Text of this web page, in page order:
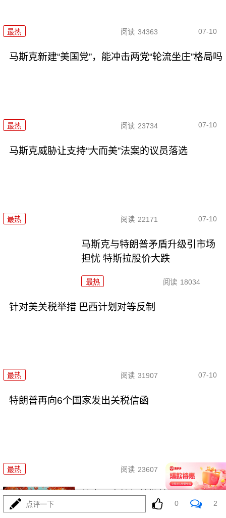
最热 阅读 34363 07-10
马斯克新建“美国党”，能冲击两党“轮流坐庄”格局吗
最热 阅读 23734 07-10
马斯克威胁让支持“大而美”法案的议员落选
最热 阅读 22171 07-10
马斯克与特朗普矛盾升级引市场
担忧 特斯拉股价大跌
最热 阅读 18034
针对美关税举措 巴西计划对等反制
最热 阅读 31907 07-10
特朗普再向6个国家发出关税信函
最热 阅读 23607 07-10
俄方回应特朗普批普京：平静对
点评一下 0 2